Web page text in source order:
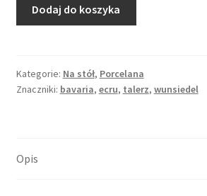
Porcelanowa
ecru,
złocona
Bavaria
Dodaj do koszyka
Kategorie: Na stół, Porcelana
Znaczniki: bavaria, ecru, talerz, wunsiedel
Opis